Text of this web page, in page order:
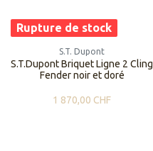
Rupture de stock
S.T. Dupont
S.T.Dupont Briquet Ligne 2 Cling
Fender noir et doré
1 870,00 CHF